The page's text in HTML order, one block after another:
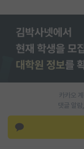
이벤트
반도체 아카데미
재팬라운지 🌸
카카오
댓글 알